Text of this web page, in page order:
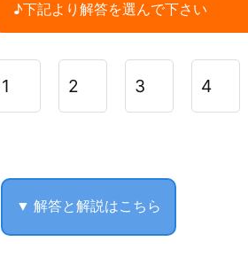
♪下記より解答を選んで下さい
1 2 3 4
▼ 解答と解説はこちら